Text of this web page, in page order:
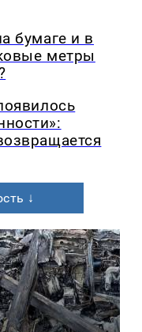
бумаге и в
метры
↓